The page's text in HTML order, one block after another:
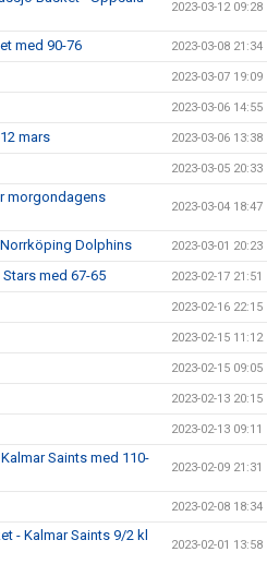
2023-03-12 09:28
med 90-76 2023-03-08 21:34
2023-03-07 19:09
2023-03-06 14:55
mars 2023-03-06 13:38
2023-03-05 20:33
morgondagens
2023-03-04 18:47
Dolphins 2023-03-01 20:23
med 67-65 2023-02-17 21:51
2023-02-16 22:15
2023-02-15 11:12
2023-02-15 09:05
2023-02-13 20:15
2023-02-13 09:11
Saints med 110-
2023-02-09 21:31
2023-02-08 18:34
- Kalmar Saints 9/2 kl
2023-02-01 13:58